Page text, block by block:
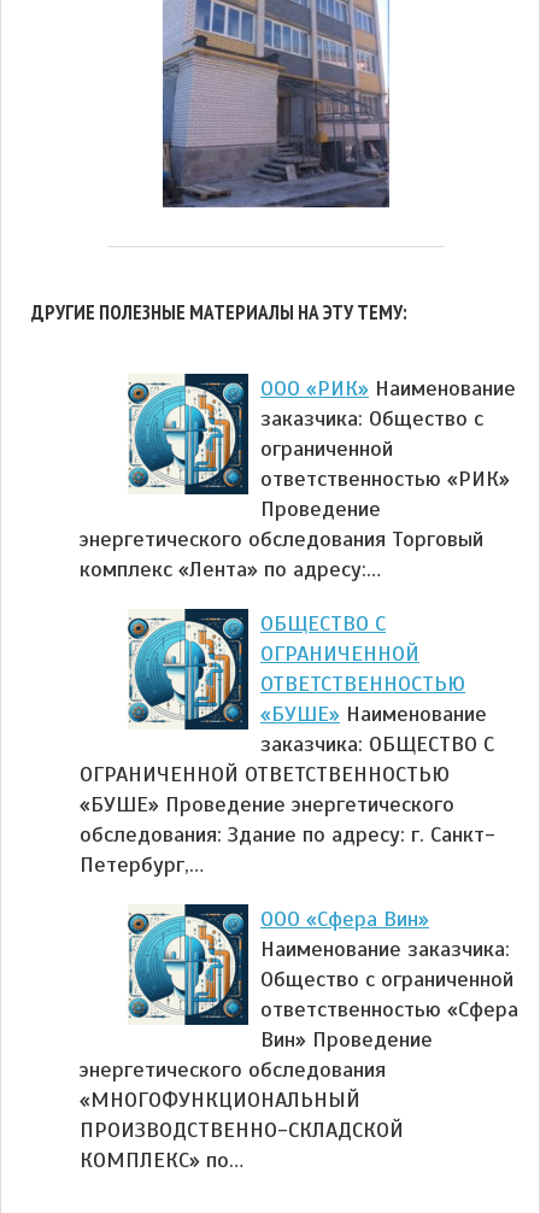
ДРУГИЕ ПОЛЕЗНЫЕ МАТЕРИАЛЫ НА ЭТУ ТЕМУ:
ООО «РИК» Наименование
заказчика: Общество с
ограниченной
ответственностью «РИК»
Проведение
энергетического обследования Торговый
комплекс «Лента» по адресу:…
ОБЩЕСТВО С
ОГРАНИЧЕННОЙ
ОТВЕТСТВЕННОСТЬЮ
«БУШЕ» Наименование
заказчика: ОБЩЕСТВО С
ОГРАНИЧЕННОЙ ОТВЕТСТВЕННОСТЬЮ
«БУШЕ» Проведение энергетического
обследования: Здание по адресу: г. Санкт-
Петербург,…
ООО «Сфера Вин»
Наименование заказчика:
Общество с ограниченной
ответственностью «Сфера
Вин» Проведение
энергетического обследования
«МНОГОФУНКЦИОНАЛЬНЫЙ
ПРОИЗВОДСТВЕННО-СКЛАДСКОЙ
КОМПЛЕКС» по…